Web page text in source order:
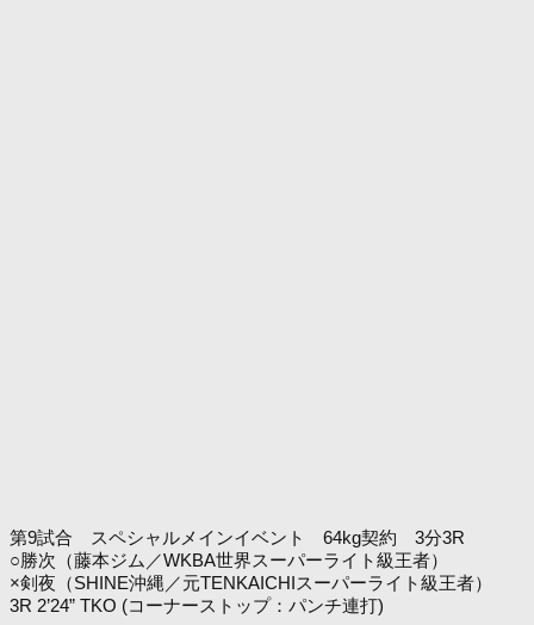
第9試合 スペシャルメインイベント 64kg契約 3分3R
○勝次（藤本ジム／WKBA世界スーパーライト級王者）
×剣夜（SHINE沖縄／元TENKAICHIスーパーライト級王者）
3R 2’24” TKO (コーナーストップ：パンチ連打)